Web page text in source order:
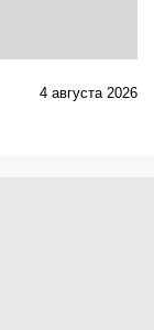
4 августа 2026